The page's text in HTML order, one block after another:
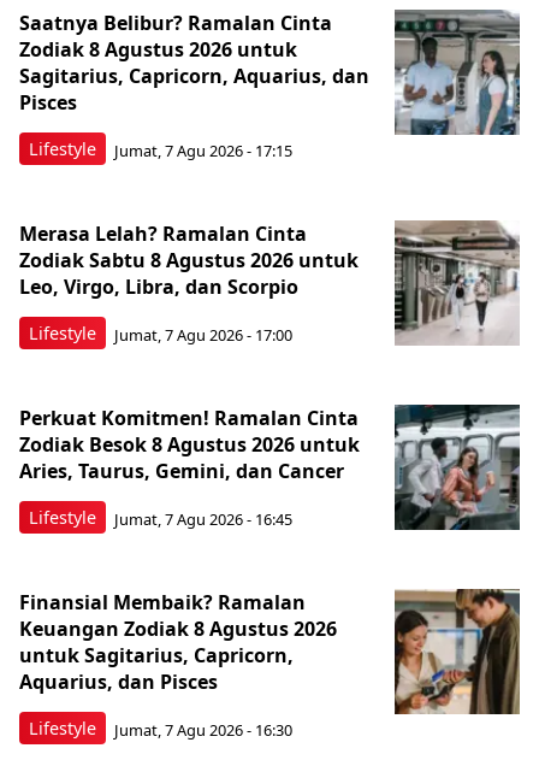
Lifestyle
Saatnya Belibur? Ramalan Cinta
Zodiak 8 Agustus 2026 untuk
Sagitarius, Capricorn, Aquarius, dan
Pisces
Jumat, 7 Agu 2026 - 17:15
Lifestyle
Merasa Lelah? Ramalan Cinta
Zodiak Sabtu 8 Agustus 2026 untuk
Leo, Virgo, Libra, dan Scorpio
Jumat, 7 Agu 2026 - 17:00
Lifestyle
Perkuat Komitmen! Ramalan Cinta
Zodiak Besok 8 Agustus 2026 untuk
Aries, Taurus, Gemini, dan Cancer
Jumat, 7 Agu 2026 - 16:45
Lifestyle
Finansial Membaik? Ramalan
Keuangan Zodiak 8 Agustus 2026
untuk Sagitarius, Capricorn,
Aquarius, dan Pisces
Jumat, 7 Agu 2026 - 16:30